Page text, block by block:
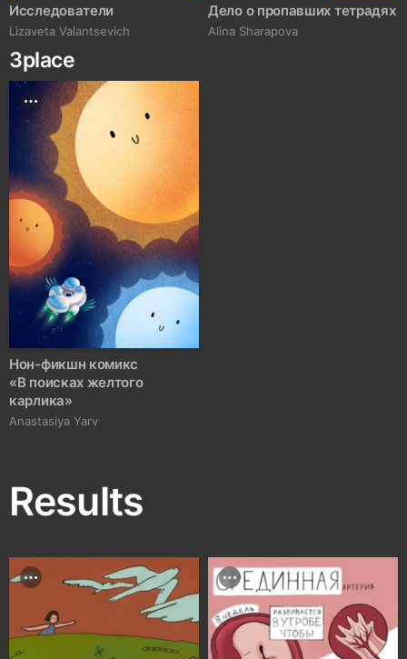
Исследователи
Lizaveta Valantsevich
Дело о пропавших тетрадях
Alina Sharapova
3place
Нон-фикшн комикс
«В поисках желтого
карлика»
Anastasiya Yarv
Results